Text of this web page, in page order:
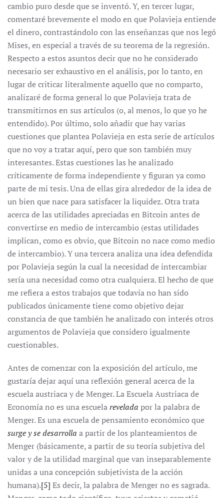
cambio puro desde que se inventó. Y, en tercer lugar,
comentaré brevemente el modo en que Polavieja entiende
el dinero, contrastándolo con las enseñanzas que nos legó
Mises, en especial a través de su teorema de la regresión.
Respecto a estos asuntos decir que no he considerado
necesario ser exhaustivo en el análisis, por lo tanto, en
lugar de criticar literalmente aquello que no comparto,
analizaré de forma general lo que Polavieja trata de
transmitirnos en sus artículos (o, al menos, lo que yo he
entendido). Por último, solo añadir que hay varias
cuestiones que plantea Polavieja en esta serie de artículos
que no voy a tratar aquí, pero que son también muy
interesantes. Estas cuestiones las he analizado
críticamente de forma independiente y figuran ya como
parte de mi tesis. Una de ellas gira alrededor de la idea de
un bien que nace para satisfacer la liquidez. Otra trata
acerca de las utilidades apreciadas en Bitcoin antes de
convertirse en medio de intercambio (estas utilidades
implican, como es obvio, que Bitcoin no nace como medio
de intercambio). Y una tercera analiza una idea defendida
por Polavieja según la cual la necesidad de intercambiar
sería una necesidad como otra cualquiera. El hecho de que
me refiera a estos trabajos que todavía no han sido
publicados únicamente tiene como objetivo dejar
constancia de que también he analizado con interés otros
argumentos de Polavieja que considero igualmente
cuestionables.
Antes de comenzar con la exposición del artículo, me
gustaría dejar aquí una reflexión general acerca de la
escuela austriaca y de Menger. La Escuela Austriaca de
Economía no es una escuelarevelada por la palabra de
Menger. Es una escuela de pensamiento económico que
surge y se desarrolla a partir de los planteamientos de
Menger (básicamente, a partir de su teoría subjetiva del
valor y de la utilidad marginal que van inseparablemente
unidas a una concepción subjetivista de la acción
humana).[5] Es decir, la palabra de Menger no es sagrada.